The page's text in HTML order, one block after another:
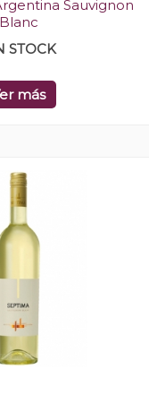
Sauvignon
Blanc
STOCK
más